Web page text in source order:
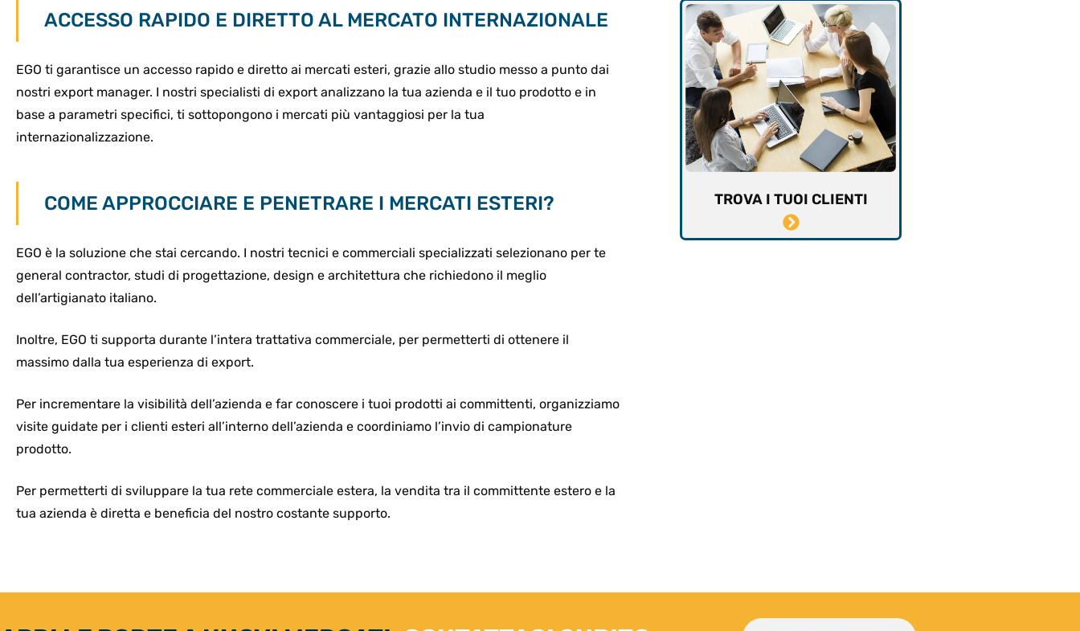
ACCESSO RAPIDO E DIRETTO AL MERCATO INTERNAZIONALE
EGO ti garantisce un accesso rapido e diretto ai mercati esteri, grazie allo studio messo a punto dai
nostri export manager. I nostri specialisti di export analizzano la tua azienda e il tuo prodotto e in
base a parametri specifici, ti sottopongono i mercati più vantaggiosi per la tua
internazionalizzazione.
COME APPROCCIARE E PENETRARE I MERCATI ESTERI?
EGO è la soluzione che stai cercando. I nostri tecnici e commerciali specializzati selezionano per te
general contractor, studi di progettazione, design e architettura che richiedono il meglio
dell’artigianato italiano.
Inoltre, EGO ti supporta durante l’intera trattativa commerciale, per permetterti di ottenere il
massimo dalla tua esperienza di export.
Per incrementare la visibilità dell’azienda e far conoscere i tuoi prodotti ai committenti, organizziamo
visite guidate per i clienti esteri all’interno dell’azienda e coordiniamo l’invio di campionature
prodotto.
Per permetterti di sviluppare la tua rete commerciale estera, la vendita tra il committente estero e la
tua azienda è diretta e beneficia del nostro costante supporto.
TROVA I TUOI CLIENTI